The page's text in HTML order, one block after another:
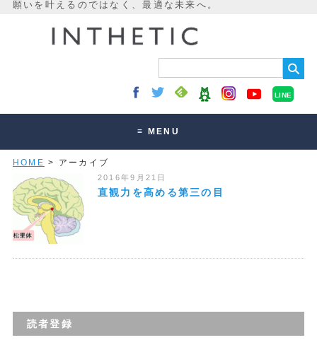
LINE
≡ MENU
講座・セッション
HOME > アーカイブ
2016年9月21日
直観力を高める第三の目
読者登録